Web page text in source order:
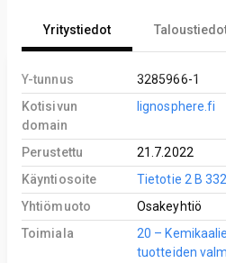
Yritystiedot
Y-tunnus
3285966-1
Kotisivun
domain
lignosphere.fi
Perustettu
21.7.2022
Käyntiosoite
Tietotie 2 B
Yhtiömuoto
Osakeyhtiö
Toimiala
20 –
tuotteiden